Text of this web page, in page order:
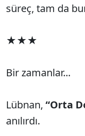
süreç, tam da
★★★
Bir zamanlar...
Lübnan, “Orta
anılırdı.